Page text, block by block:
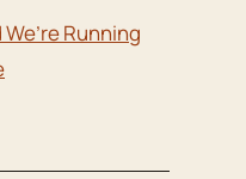
We’re Running